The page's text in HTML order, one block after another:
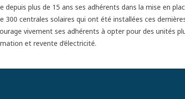
plus de 15 ans ses adhérents dans la mise en
300 centrales solaires qui ont été installées ces
vivement ses adhérents à opter pour des unités
et revente d’électricité.